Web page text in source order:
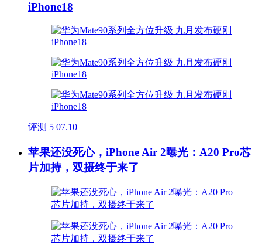
iPhone18
评测 5 07.10
苹果还没死心，iPhone Air 2曝光：A20 Pro芯
片加持，双摄终于来了